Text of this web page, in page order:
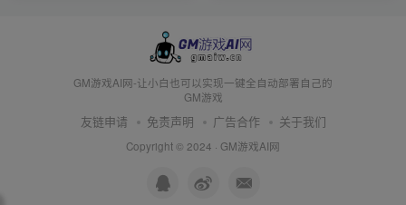
GM游戏AI网-让小白也可以实现一键全自动部署自己的
GM游戏
友链申请 免责声明 广告合作 关于我们
Copyright © 2024 · GM游戏AI网